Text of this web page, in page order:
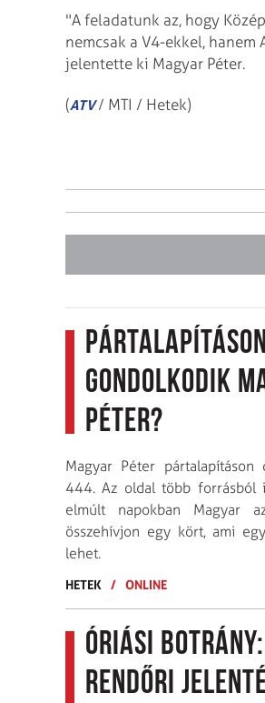
"A feladatunk az, hogy
nemcsak a V4-ekkel,
jelentette ki Magyar Péter.
(ATV/ MTI / Hetek)
Pártalapításon
gondolkodik
Péter?
Magyar Péter
444. Az oldal több forrásból
elmúlt napokban Magyar
összehívjon egy kört, ami
lehet.
HETEK / ONLINE
Óriási
rendőri